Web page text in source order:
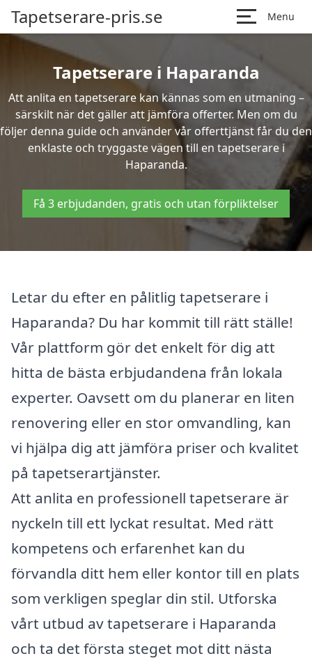
Tapetserare-pris.se Menu
Tapetserare i Haparanda
Att anlita en tapetserare kan kännas som en utmaning –
särskilt när det gäller att jämföra offerter. Men om du
följer denna guide och använder vår offerttjänst får du den
enklaste och tryggaste vägen till en tapetserare i
Haparanda.
Få 3 erbjudanden, gratis och utan förpliktelser
Letar du efter en pålitlig tapetserare i
Haparanda? Du har kommit till rätt ställe!
Vår plattform gör det enkelt för dig att
hitta de bästa erbjudandena från lokala
experter. Oavsett om du planerar en liten
renovering eller en stor omvandling, kan
vi hjälpa dig att jämföra priser och kvalitet
på tapetserartjänster.
Att anlita en professionell tapetserare är
nyckeln till ett lyckat resultat. Med rätt
kompetens och erfarenhet kan du
förvandla ditt hem eller kontor till en plats
som verkligen speglar din stil. Utforska
vårt utbud av tapetserare i Haparanda
och ta det första steget mot ditt nästa